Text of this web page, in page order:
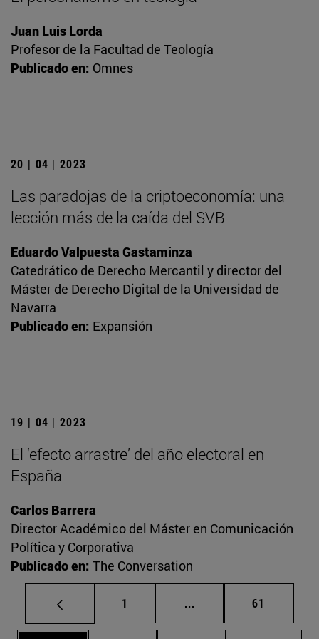
Juan Luis Lorda
Profesor de la Facultad de Teología
Publicado en: Omnes
20 | 04 | 2023
Las paradojas de la criptoeconomía: una
lección más de la caída del SVB
Eduardo Valpuesta Gastaminza
Catedrático de Derecho Mercantil y director del
Máster de Derecho Digital de la Universidad de
Navarra
Publicado en: Expansión
19 | 04 | 2023
El ‘efecto arrastre’ del año electoral en
España
Carlos Barrera
Director Académico del Máster en Comunicación
Política y Corporativa
Publicado en: The Conversation
Página
1 ... Páginas intermedias
Página
61